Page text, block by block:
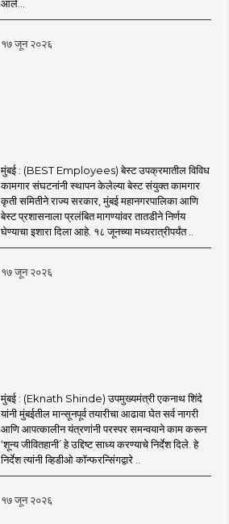
आले...
१७ जून २०२६
मुंबई : (BEST Employees) बेस्ट उपक्रमातील विविध
कामगार संघटनांनी स्थापन केलेल्या बेस्ट संयुक्त कामगार
कृती समितीने राज्य सरकार, मुंबई महानगरपालिका आणि
बेस्ट प्रशासनाला प्रलंबित मागण्यांवर तातडीने निर्णय
घेण्याचा इशारा दिला आहे. १८ जूनच्या मध्यरात्रीपर्यंत ..
१७ जून २०२६
मुंबई : (Eknath Shinde) उपमुख्यमंत्री एकनाथ शिंदे
यांनी मुंबईतील मान्सूनपूर्व तयारीचा आढावा घेत सर्व नागरी
आणि आपत्कालीन यंत्रणांनी परस्पर समन्वयाने काम करून
‘शून्य जीवितहानी’ हे उद्दिष्ट साध्य करण्याचे निर्देश दिले. हे
निर्देश त्यांनी व्हिडीओ कॉन्फरन्सिंगद्वारे ..
१७ जून २०२६